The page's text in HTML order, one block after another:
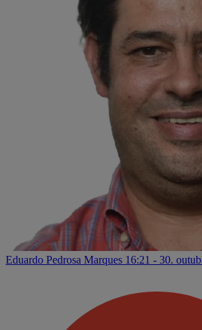
Eduardo Pedrosa Marques 16:21 - 30.